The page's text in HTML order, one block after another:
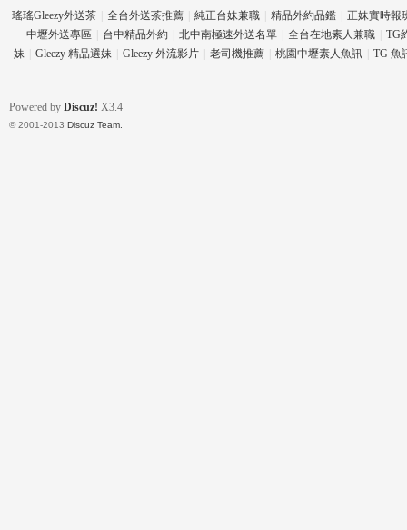
eez
瑤瑤Gleezy外送茶 全台外送茶推薦 純正台妹兼職 精品外約品鑑
正妹實時報
中壢外送專區
台中精品外約 北中南極速外送名單 全台在地素人兼職
TG
妹
Gleezy 精品選妹 Gleezy 外流影片 老司機推薦 桃園中壢素人魚訊 TG 魚
Powered by Discuz! X3.4
© 2001-2013 Discuz Team.